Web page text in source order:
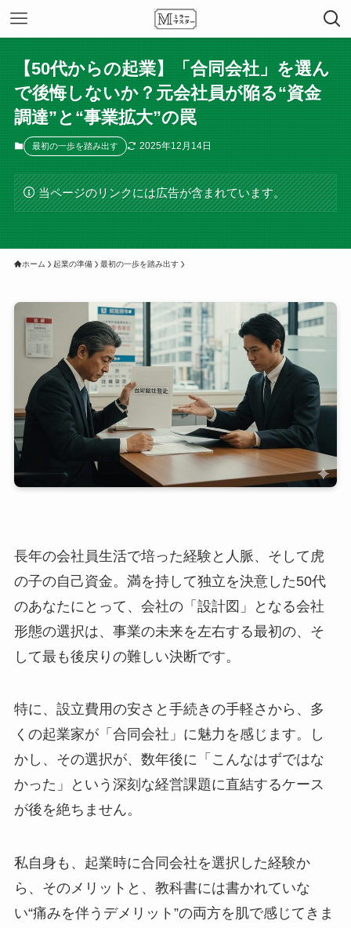
【50代からの起業】「合同会社」を選ん
で後悔しないか？元会社員が陥る“資金
調達”と“事業拡大”の罠
最初の一歩を踏み出す 2025年12月14日
当ページのリンクには広告が含まれています。
ホーム 起業の準備 最初の一歩を踏み出す
長年の会社員生活で培った経験と人脈、そして虎
の子の自己資金。満を持して独立を決意した50代
のあなたにとって、会社の「設計図」となる会社
形態の選択は、事業の未来を左右する最初の、そ
して最も後戻りの難しい決断です。
特に、設立費用の安さと手続きの手軽さから、多
くの起業家が「合同会社」に魅力を感じます。し
かし、その選択が、数年後に「こんなはずではな
かった」という深刻な経営課題に直結するケース
が後を絶ちません。
私自身も、起業時に合同会社を選択した経験か
ら、そのメリットと、教科書には書かれていな
い“痛みを伴うデメリット”の両方を肌で感じてきま